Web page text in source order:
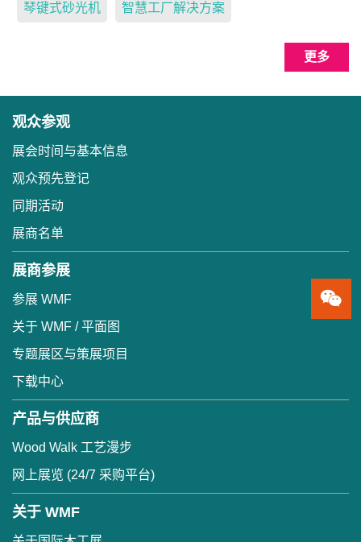
琴键式砂光机 智慧工厂解决方案
更多
观众参观
展会时间与基本信息
观众预先登记
同期活动
展商名单
展商参展
参展 WMF
关于 WMF / 平面图
专题展区与策展项目
下载中心
产品与供应商
Wood Walk 工艺漫步
网上展览 (24/7 采购平台)
关于 WMF